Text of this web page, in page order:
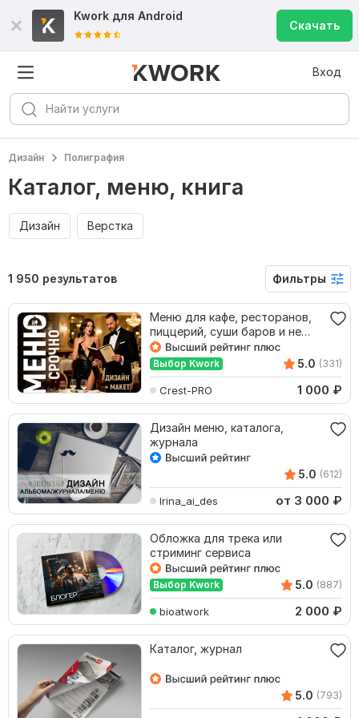
Kwork для Android
Скачать
Вход
Дизайн Полиграфия
Каталог, меню, книга
Дизайн Верстка
1 950 результатов Фильтры
Меню для кафе, ресторанов,
пиццерий, суши баров и не
только
Выбор Kwork 5.0 (331)
Crest-PRO 1 000 ₽
Дизайн меню, каталога,
журнала
5.0 (612)
Irina_ai_des от 3 000 ₽
Обложка для трека или
стриминг сервиса
Выбор Kwork 5.0 (887)
bioatwork 2 000 ₽
Каталог, журнал
5.0 (793)